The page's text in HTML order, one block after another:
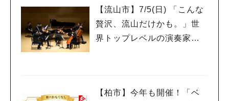
【流山市】7/5(日) 「こんな
贅沢、流山だけかも。」世
界トップレベルの演奏家を
【柏市】今年も開催！「ベ